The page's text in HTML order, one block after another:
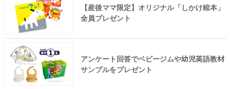
【産後ママ限定】オリジナル「しかけ絵本」
全員プレゼント
アンケート回答でベビージムや幼児英語教材
サンプルをプレゼント